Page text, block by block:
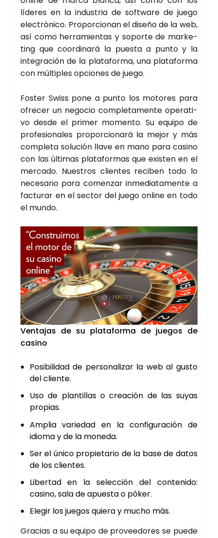
líde­res en la indus­tria de soft­wa­re de jue­go
elec­tró­ni­co. Pro­por­cio­nan el dise­ño de la web,
así como herra­mien­tas y sopor­te de mar­ke­
ting que coor­di­na­rá la pues­ta a pun­to y la
inte­gra­ción de la pla­ta­for­ma, una pla­ta­for­ma
con múl­ti­ples opcio­nes de jue­go.
Fos­ter Swiss pone a pun­to los moto­res para
ofre­cer un nego­cio com­ple­ta­men­te ope­ra­ti­
vo des­de el pri­mer momen­to. Su equi­po de
pro­fe­sio­na­les pro­por­cio­na­rá la mejor y más
com­ple­ta solu­ción lla­ve en mano para casino
con las últi­mas pla­ta­for­mas que exis­ten en el
mer­ca­do. Nues­tros clien­tes reci­ben todo lo
nece­sa­rio para comen­zar inme­dia­ta­men­te a
fac­tu­rar en el sec­tor del jue­go onli­ne en todo
el mun­do.
Ven­ta­jas de su pla­ta­for­ma de jue­gos de
casino
Posi­bi­li­dad de per­so­na­li­zar la web al gus­to
del clien­te.
Uso de plan­ti­llas o crea­ción de las suyas
pro­pias.
Amplia varie­dad en la con­fi­gu­ra­ción de
idio­ma y de la mone­da.
Ser el úni­co pro­pie­ta­rio de la base de datos
de los clien­tes.
Liber­tad en la selec­ción del con­te­ni­do:
casino, sala de apues­ta o póker.
Ele­gir los jue­gos quie­ra y mucho más.
Gra­cias a su equi­po de pro­vee­do­res se pue­de